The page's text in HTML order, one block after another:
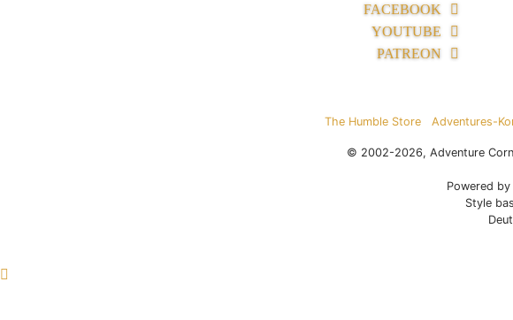
FACEBOOK
YOUTUBE
PATREON
The Humble Store
Adventures-
© 2002-2026, Adventure
Powered by
Style